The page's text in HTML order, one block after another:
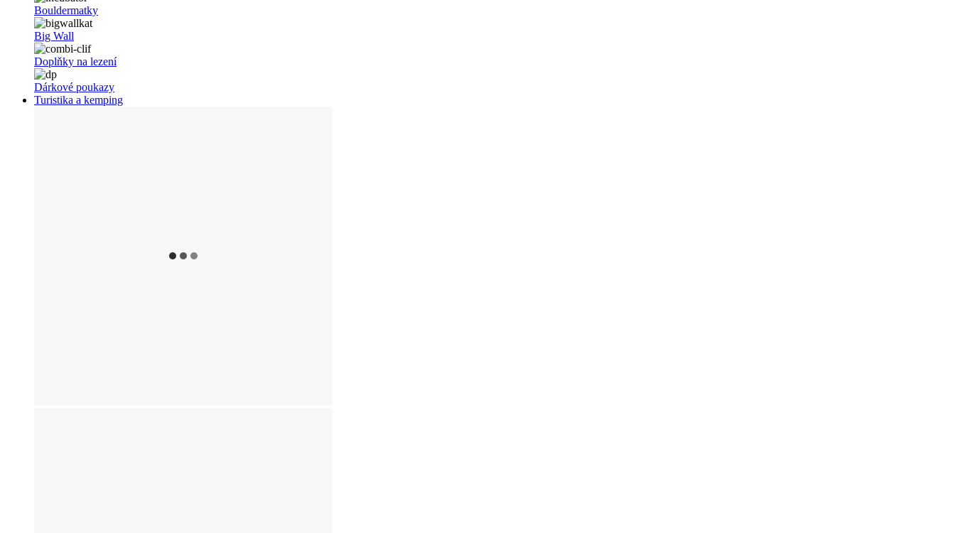
Bouldermatky
Big Wall
Doplňky na lezení
Dárkové poukazy
Turistika a kemping